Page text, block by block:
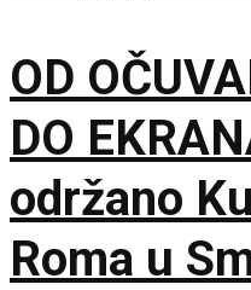
OD
DO
održano
Roma u